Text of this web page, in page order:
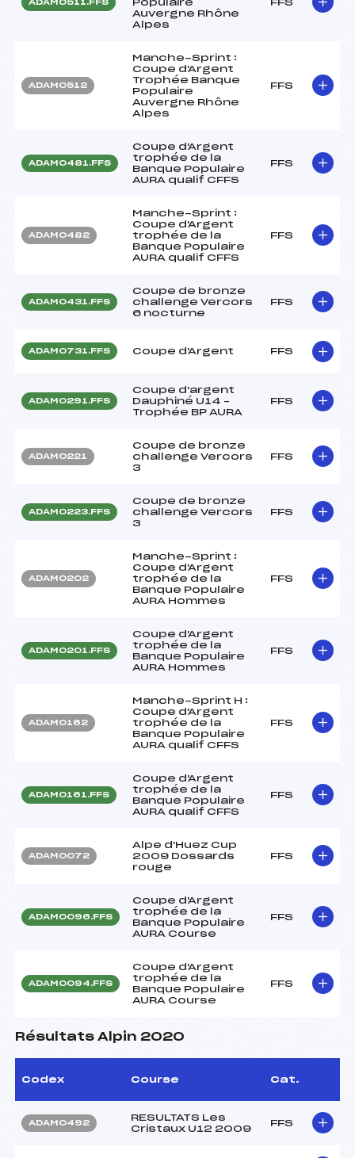
ADAM0511.FFS
Populaire
Auvergne Rhône
Alpes
FFS
ADAM0512
Manche-Sprint :
Coupe d'Argent
Trophée Banque
Populaire
Auvergne Rhône
Alpes
FFS
ADAM0481.FFS
Coupe d'Argent
trophée de la
Banque Populaire
AURA qualif CFFS
FFS
ADAM0482
Manche-Sprint :
Coupe d'Argent
trophée de la
Banque Populaire
AURA qualif CFFS
FFS
ADAM0431.FFS
Coupe de bronze
challenge Vercors
6 nocturne
FFS
ADAM0731.FFS Coupe d'Argent FFS
ADAM0291.FFS
Coupe d'argent
Dauphiné U14 –
Trophée BP AURA
FFS
ADAM0221
Coupe de bronze
challenge Vercors
3
FFS
ADAM0223.FFS
Coupe de bronze
challenge Vercors
3
FFS
ADAM0202
Manche-Sprint :
Coupe d'Argent
trophée de la
Banque Populaire
AURA Hommes
FFS
ADAM0201.FFS
Coupe d'Argent
trophée de la
Banque Populaire
AURA Hommes
FFS
ADAM0162
Manche-Sprint H :
Coupe d'Argent
trophée de la
Banque Populaire
AURA qualif CFFS
FFS
ADAM0161.FFS
Coupe d'Argent
trophée de la
Banque Populaire
AURA qualif CFFS
FFS
ADAM0072
Alpe d'Huez Cup
2009 Dossards
rouge
FFS
ADAM0096.FFS
Coupe d'Argent
trophée de la
Banque Populaire
AURA Course
FFS
ADAM0094.FFS
Coupe d'Argent
trophée de la
Banque Populaire
AURA Course
FFS
Résultats Alpin 2020
Codex Course Cat.
ADAM0492
RESULTATS Les
Cristaux U12 2009
FFS